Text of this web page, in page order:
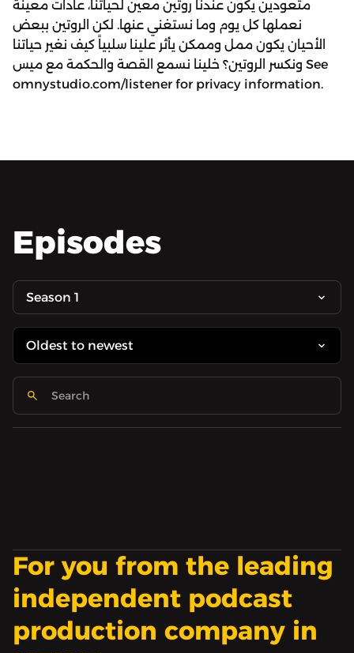
متعودين يكون عندنا روتين معين لحياتنا، عادات معينة
نعملها كل يوم وما نستغني عنها. لكن الروتين ببعض
الأحيان يكون ممل وممكن يأثر علينا سلبياً كيف نغير حياتنا
ونكسر الروتين؟ خلينا نسمع القصة والحكمة مع ميس See
omnystudio.com/listener for privacy information.
Episodes
Season 1
For you from the leading
independent podcast
production company in